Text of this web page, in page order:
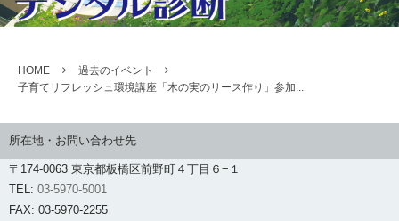
HOME
過去のイベント
子育てリフレッシュ環境講座「木の実のリース作り」参加...
所在地・お問い合わせ先
〒174-0063 東京都板橋区前野町４丁目６−１
TEL: 03-5970-5001
FAX: 03-5970-2255